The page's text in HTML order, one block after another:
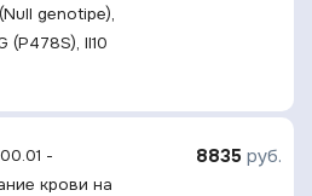
genotipe),
(P478S), Il10
-
крови на
8835 руб.